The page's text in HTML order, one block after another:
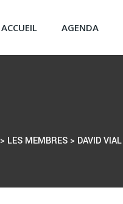
ACCUEIL AGENDA
> LES MEMBRES > DAVID VIAL